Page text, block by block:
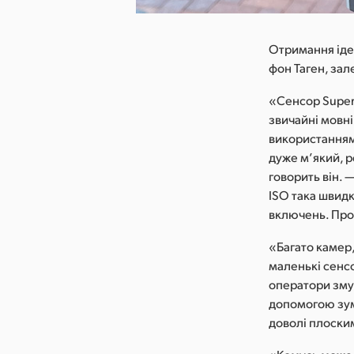
Отримання
фон Таген,
«Сенсор
звичайні
дуже м’який,
говорить він.
ISO така
включень. Про
«Багато
маленькі
оператори
допомогою
доволі